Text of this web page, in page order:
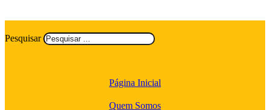
Pesquisar
Página Inicial
Quem Somos